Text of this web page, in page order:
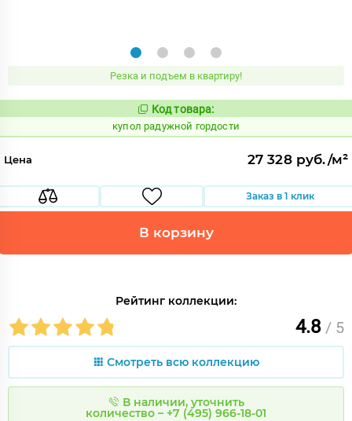
Резка и подъем в квартиру!
Код:
853268
Код товара:
купол радужной гордости
Цена 27 328 руб./м²
Заказ в 1 клик
В корзину
Рейтинг коллекции:
4.8 / 5
Смотреть всю коллекцию
В наличии, уточнить
количество – +7 (495) 966-18-01